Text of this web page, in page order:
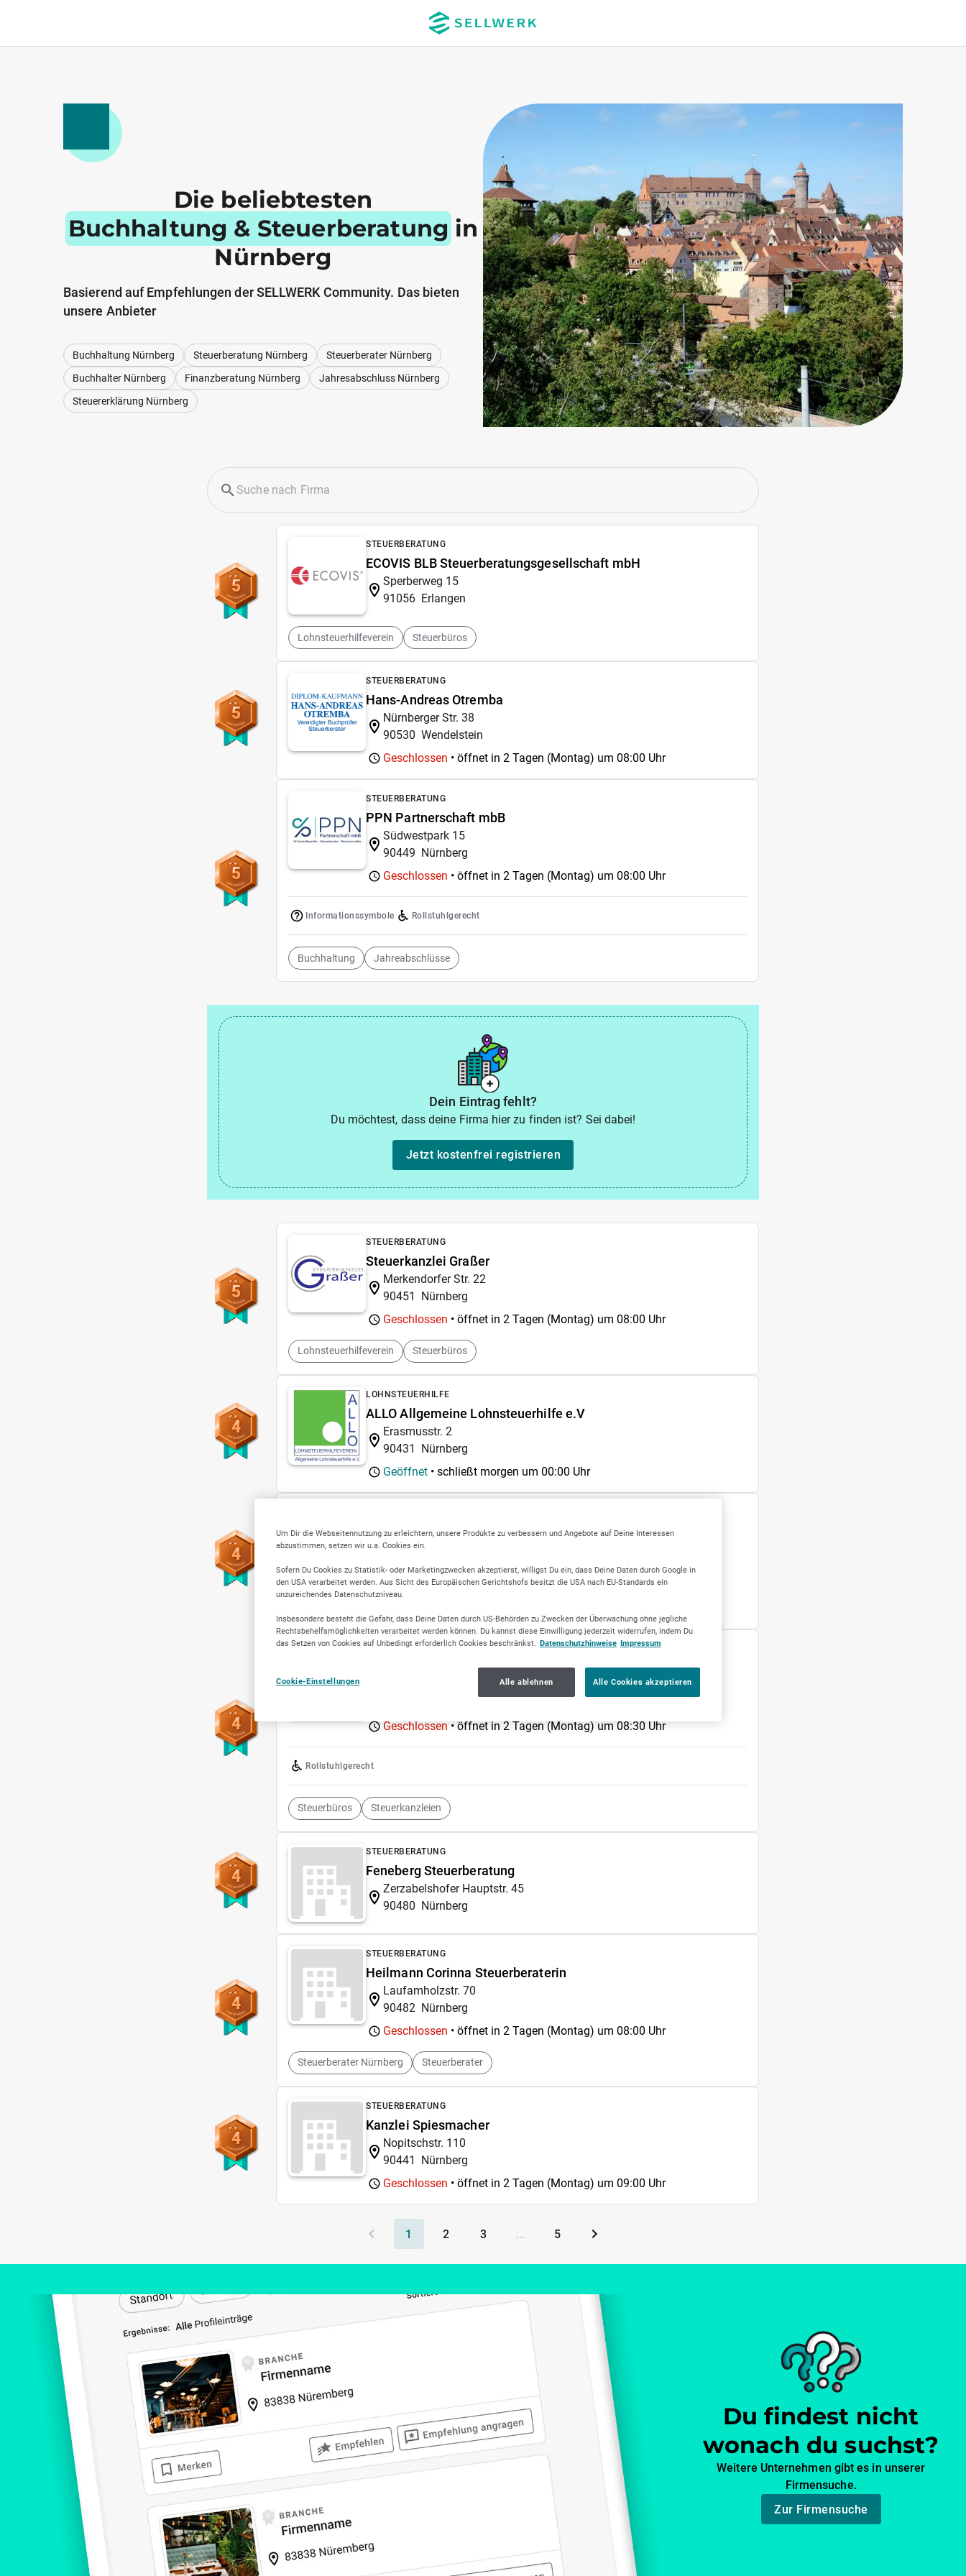
Die beliebtesten
Buchhaltung & Steuerberatung in
Nürnberg
Basierend auf Empfehlungen der SELLWERK Community. Das bieten
unsere Anbieter
Buchhaltung Nürnberg Steuerberatung Nürnberg
Steuerberater Nürnberg
Buchhalter Nürnberg
Finanzberatung Nürnberg
Jahresabschluss Nürnberg
Steuererklärung Nürnberg
5
STEUERBERATUNG
ECOVIS BLB Steuerberatungsgesellschaft mbH
Sperberweg 15
91056 Erlangen
Lohnsteuerhilfeverein Steuerbüros
5
STEUERBERATUNG
Hans-Andreas Otremba
Nürnberger Str. 38
90530 Wendelstein
Geschlossen • öffnet in 2 Tagen (Montag) um 08:00 Uhr
5
STEUERBERATUNG
PPN Partnerschaft mbB
Südwestpark 15
90449 Nürnberg
Geschlossen • öffnet in 2 Tagen (Montag) um 08:00 Uhr
Informationssymbole Rollstuhlgerecht
Buchhaltung Jahreabschlüsse
Dein Eintrag fehlt?
Du möchtest, dass deine Firma hier zu finden ist? Sei dabei!
Jetzt kostenfrei registrieren
5
STEUERBERATUNG
Steuerkanzlei Graßer
Merkendorfer Str. 22
90451
Nürnberg
Geschlossen • öffnet in 2 Tagen (Montag) um 08:00 Uhr
Lohnsteuerhilfeverein Steuerbüros
4
LOHNSTEUERHILFE
ALLO Allgemeine Lohnsteuerhilfe e.V
Erasmusstr. 2
90431
Nürnberg
Geöffnet • schließt morgen um 00:00 Uhr
4
Berger Florian und Martina Steuerberater
Im Stöckig 58 A
90765 Fürth
4
STEUERBERATUNG
Brehm, Maslo & Collegen Steuerberatungsgesellschaft mbH
Geschlossen• öffnet in 2 Tagen (Montag) um08:30 Uhr
Rollstuhlgerecht
Steuerbüros Steuerkanzleien
4
STEUERBERATUNG
Feneberg Steuerberatung
Zerzabelshofer Hauptstr. 45
90480 Nürnberg
4
STEUERBERATUNG
Heilmann Corinna Steuerberaterin
Laufamholzstr. 70
90482 Nürnberg
Geschlossen • öffnet in 2 Tagen (Montag) um 08:00 Uhr
Steuerberater Nürnberg Steuerberater
4
STEUERBERATUNG
Kanzlei Spiesmacher
Nopitschstr. 110
90441
Nürnberg
Geschlossen • öffnet in 2 Tagen (Montag) um 09:00 Uhr
1 2 3 ... 5
Du findest nicht
wonach du suchst?
Weitere Unternehmen gibt es in unserer
Firmensuche.
Zur Firmensuche
Um Dir die Webseitennutzung zu erleichtern, unsere Produkte zu verbessern und Angebote auf Deine Interessen
abzustimmen, setzen wir u.a. Cookies ein.
Sofern Du Cookies zu Statistik- oder Marketingzwecken akzeptierst, willigst Du ein, dass Deine Daten durch Google in
den USA verarbeitet werden. Aus Sicht des Europäischen Gerichtshofs besitzt die USA nach EU-Standards ein
unzureichendes Datenschutzniveau.
Insbesondere besteht die Gefahr, dass Deine Daten durch US-Behörden zu Zwecken der Überwachung ohne jegliche
Rechtsbehelfsmöglichkeiten verarbeitet werden können. Du kannst diese Einwilligung jederzeit widerrufen, indem Du
das Setzen von Cookies auf Unbedingt erforderlich Cookies beschränkst. Datenschutzhinweise Impressum
Cookie-Einstellungen Alle ablehnen Alle Cookies akzeptieren